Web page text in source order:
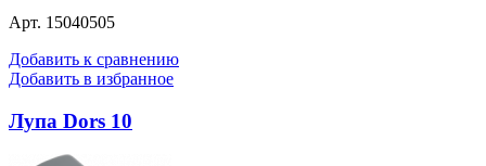
Арт. 15040505
Добавить к сравнению
Добавить в избранное
Лупа Dors 10